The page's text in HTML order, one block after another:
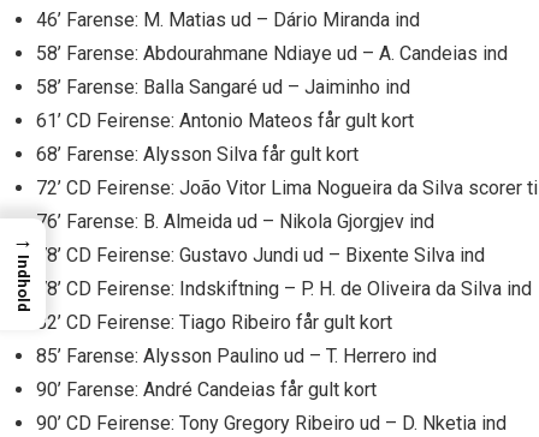
46’ Farense: M. Matias ud – Dário Miranda ind
58’ Farense: Abdourahmane Ndiaye ud – A. Candeias ind
58’ Farense: Balla Sangaré ud – Jaiminho ind
61’ CD Feirense: Antonio Mateos får gult kort
68’ Farense: Alysson Silva får gult kort
72’ CD Feirense: João Vitor Lima Nogueira da Silva scorer
76’ Farense: B. Almeida ud – Nikola Gjorgjev ind
78’ CD Feirense: Gustavo Jundi ud – Bixente Silva ind
78’ CD Feirense: Indskiftning – P. H. de Oliveira da Silva ind
82’ CD Feirense: Tiago Ribeiro får gult kort
85’ Farense: Alysson Paulino ud – T. Herrero ind
90’ Farense: André Candeias får gult kort
90’ CD Feirense: Tony Gregory Ribeiro ud – D. Nketia ind
→
Indhold